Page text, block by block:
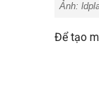
Ảnh:
Để tạo